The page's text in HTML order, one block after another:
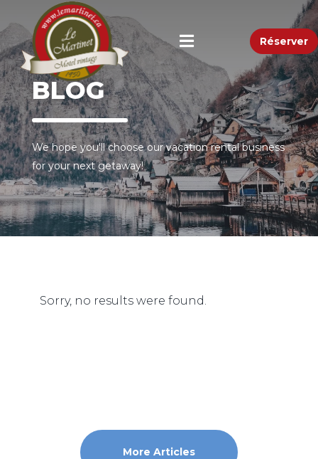
Réserver
BLOG
We hope you'll choose our vacation rental business
for your next getaway!
Sorry, no results were found.
More Articles